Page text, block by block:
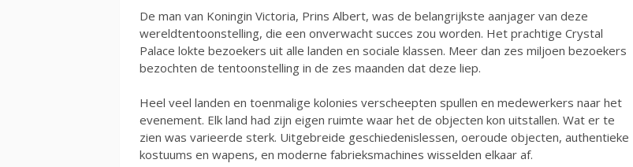
De man van Koningin Victoria, Prins Albert, was de belangrijkste aanjager van deze
wereldtentoonstelling, die een onverwacht succes zou worden. Het prachtige Crystal
Palace lokte bezoekers uit alle landen en sociale klassen. Meer dan zes miljoen bezoekers
bezochten de tentoonstelling in de zes maanden dat deze liep.
Heel veel landen en toenmalige kolonies verscheepten spullen en medewerkers naar het
evenement. Elk land had zijn eigen ruimte waar het de objecten kon uitstallen. Wat er te
zien was varieerde sterk. Uitgebreide geschiedenislessen, oeroude objecten, authentieke
kostuums en wapens, en moderne fabrieksmachines wisselden elkaar af.